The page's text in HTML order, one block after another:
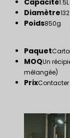
Capacité1.5L
Diamètre
Poids850g
Paquet
MOQUn
mélangée)
PrixContacter